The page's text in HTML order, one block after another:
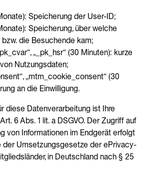
Speicherung der User-ID;
Speicherung, über welche
die Besuchende kam;
„_pk_hsr“ (30 Minuten): kurze
Nutzungsdaten;
„mtm_cookie_consent“ (30
an die Einwilligung.
diese Datenverarbeitung ist Ihre
6 Abs. 1 lit. a DSGVO. Der Zugriff auf
von Informationen im Endgerät erfolgt
der Umsetzungsgesetze der ePrivacy-
in Deutschland nach § 25